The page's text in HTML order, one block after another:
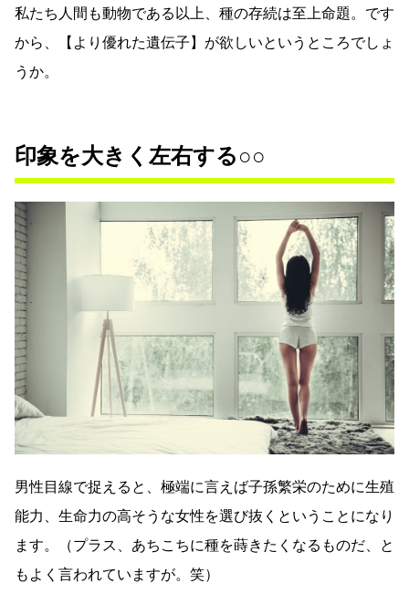
私たち人間も動物である以上、種の存続は至上命題。です
から、【より優れた遺伝子】が欲しいというところでしょ
うか。
印象を大きく左右する○○
男性目線で捉えると、極端に言えば子孫繁栄のために生殖
能力、生命力の高そうな女性を選び抜くということになり
ます。（プラス、あちこちに種を蒔きたくなるものだ、と
もよく言われていますが。笑）